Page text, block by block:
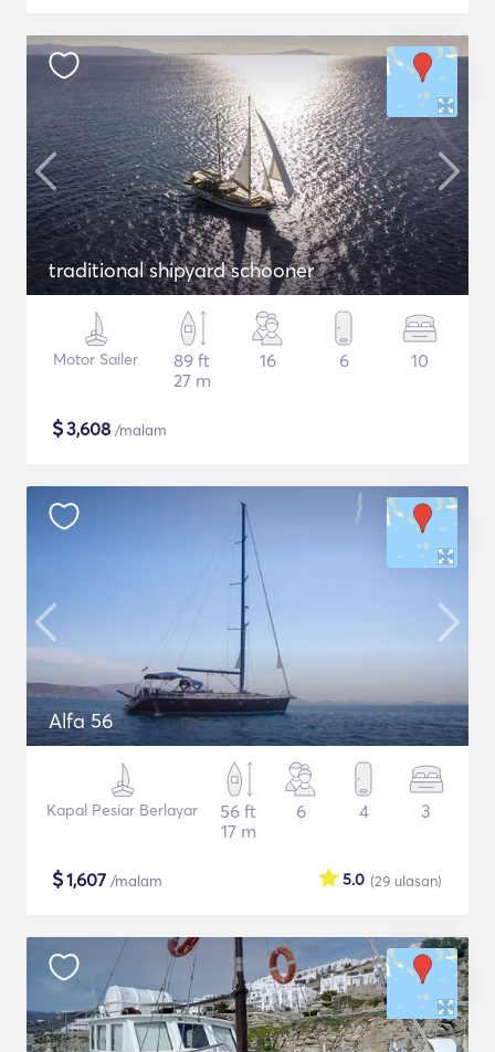
traditional shipyard schooner
Motor Sailer
89 ft
27 m
16 6 10
$3,608 /malam
Alfa 56
Kapal Pesiar Berlayar
56 ft
17 m
6 4 3
$1,607 /malam (29 ulasan)
5.0